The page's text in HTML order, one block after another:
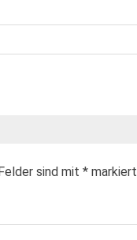
sind mit *markiert